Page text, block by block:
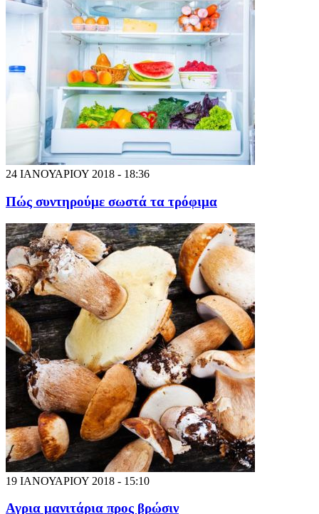
24 ΙΑΝΟΥΑΡΙΟΥ 2018 - 18:36
Πώς συντηρούμε σωστά τα τρόφιμα
19 ΙΑΝΟΥΑΡΙΟΥ 2018 - 15:10
Αγρια μανιτάρια προς βρώσιν